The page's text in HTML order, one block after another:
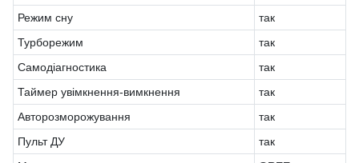
Режим сну
так
Турборежим
так
Самодіагностика
так
Таймер увімкнення-вимкнення
так
Авторозморожування
так
Пульт ДУ
так